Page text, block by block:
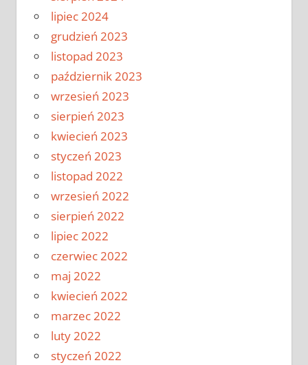
lipiec 2024
grudzień 2023
listopad 2023
październik 2023
wrzesień 2023
sierpień 2023
kwiecień 2023
styczeń 2023
listopad 2022
wrzesień 2022
sierpień 2022
lipiec 2022
czerwiec 2022
maj 2022
kwiecień 2022
marzec 2022
luty 2022
styczeń 2022